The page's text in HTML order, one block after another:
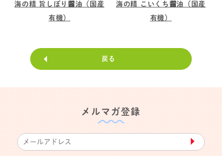
海の精 旨しぼり醤油（国産
有機）
海の精 こいくち醤油（国産
有機）
戻る
メルマガ登録
▶︎